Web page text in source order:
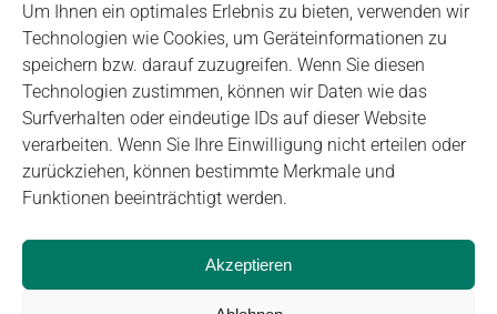
Um Ihnen ein optimales Erlebnis zu bieten, verwenden wir
Technologien wie Cookies, um Geräteinformationen zu
speichern bzw. darauf zuzugreifen. Wenn Sie diesen
Technologien zustimmen, können wir Daten wie das
Surfverhalten oder eindeutige IDs auf dieser Website
verarbeiten. Wenn Sie Ihre Einwilligung nicht erteilen oder
zurückziehen, können bestimmte Merkmale und
Funktionen beeinträchtigt werden.
Akzeptieren
Impressum Datenschutz Login